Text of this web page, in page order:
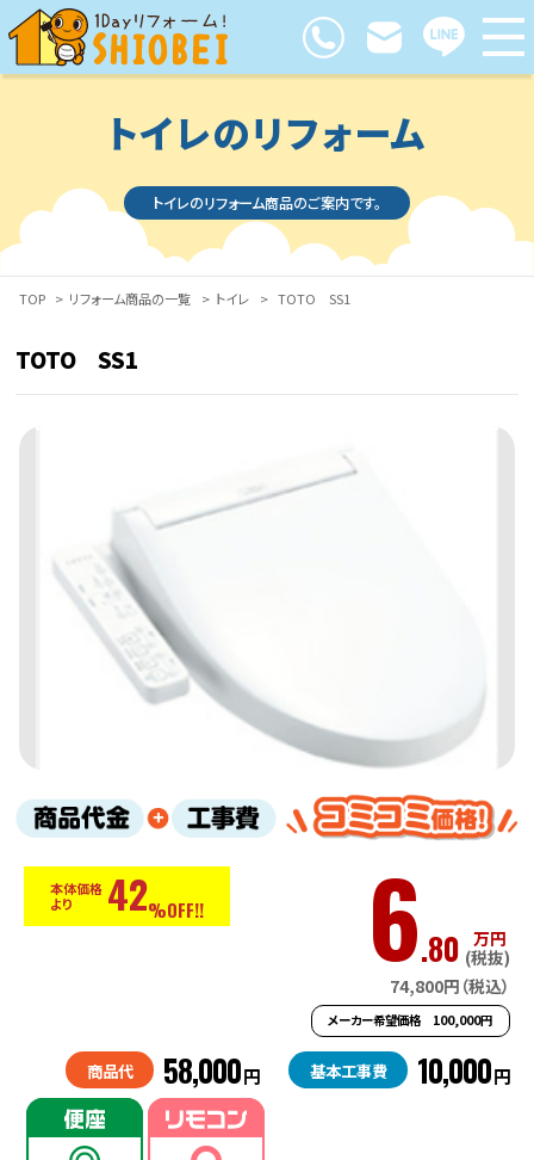
トイレのリフォーム
トイレのリフォーム商品のご案内です。
TOP > リフォーム商品の一覧 > トイレ > TOTO SS1
TOTO SS1
本体価格
より
42%OFF!! 6.80 万円
(税抜)
74,800円（税込）
メーカー希望価格 100,000円
商品代 58,000円 基本工事費 10,000円